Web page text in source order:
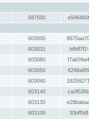
587500
603000
603031
603080
603050
603040
603140
603130
603100